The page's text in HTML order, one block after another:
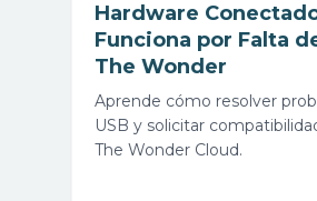
Hardware
Funciona por Falta
The Wonder
Aprende cómo resolver
USB y solicitar
The Wonder Cloud.